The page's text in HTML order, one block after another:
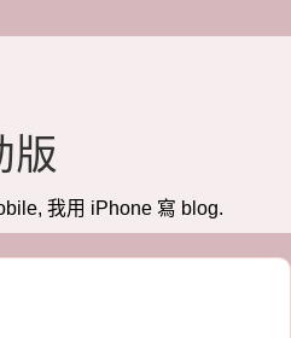
版
我用 iPhone 寫 blog.